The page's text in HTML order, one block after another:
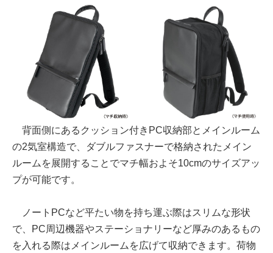
背面側にあるクッション付きPC収納部とメインルーム
の2気室構造で、ダブルファスナーで格納されたメイン
ルームを展開することでマチ幅およそ10cmのサイズアッ
プが可能です。
ノートPCなど平たい物を持ち運ぶ際はスリムな形状
で、PC周辺機器やステーショナリーなど厚みのあるもの
を入れる際はメインルームを広げて収納できます。荷物